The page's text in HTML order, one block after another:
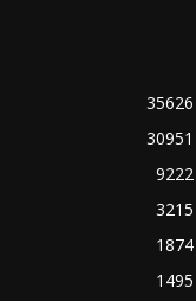
35626
30951
9222
3215
1874
1495